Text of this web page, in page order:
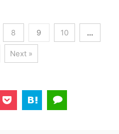
8 9 10 …
Next »